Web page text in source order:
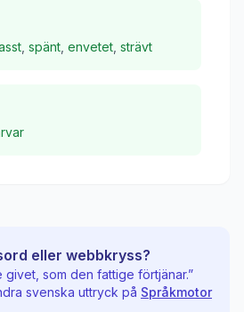
spänt envetet strävt
eller webbkryss?
givet, som den fattige förtjänar.”
svenska uttryck på Språkmotor